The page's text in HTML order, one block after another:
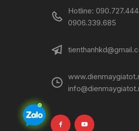
Hotline:
0906.339.685